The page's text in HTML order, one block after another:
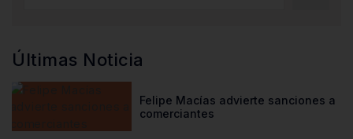
Últimas Noticia
Felipe Macías advierte sanciones a
comerciantes